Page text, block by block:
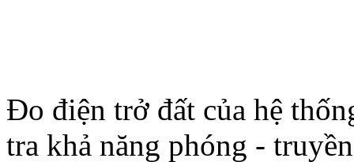
Đo điện trở đất của hệ
tra khả năng phóng -